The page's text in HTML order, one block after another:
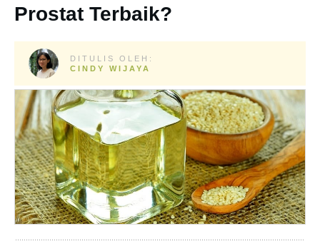
Prostat Terbaik?
DITULIS OLEH:
CINDY WIJAYA